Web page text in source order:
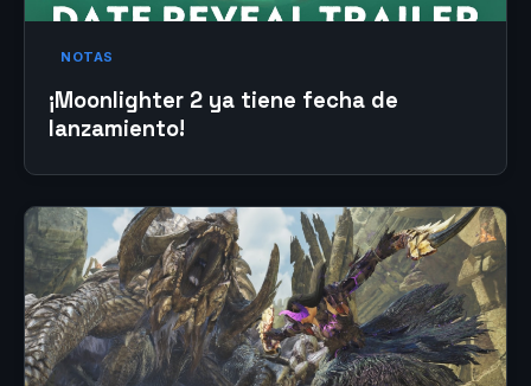
NOTAS
¡Moonlighter 2 ya tiene fecha de
lanzamiento!